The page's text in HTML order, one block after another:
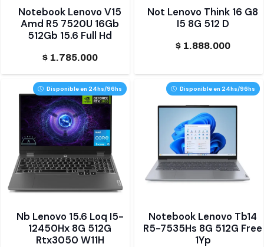
Notebook Lenovo V15
Amd R5 7520U 16Gb
512Gb 15.6 Full Hd
$1.785.000
Not Lenovo Think 16 G8
I5 8G 512 D
$1.888.000
Disponible en 24hs/96hs
Nb Lenovo 15.6 Loq I5-
12450Hx 8G 512G
Rtx3050 W11H
Disponible en 24hs/96hs
Notebook Lenovo Tb14
R5-7535Hs 8G 512G Free
1Yp